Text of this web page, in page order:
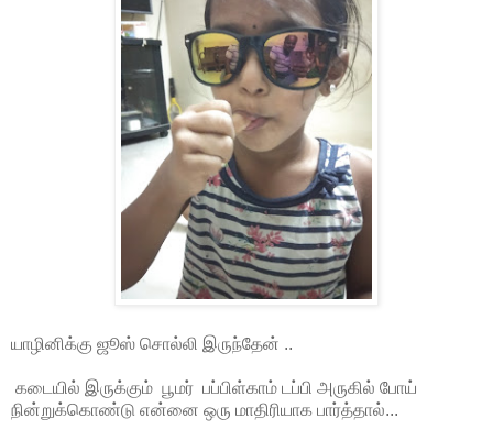
யாழினிக்கு ஜூஸ் சொல்லி இருந்தேன் ..
கடையில் இருக்கும் பூமர் பப்பிள்காம் டப்பி அருகில் போய்
நின்றுக்கொண்டு என்னை ஒரு மாதிரியாக பார்த்தால்...